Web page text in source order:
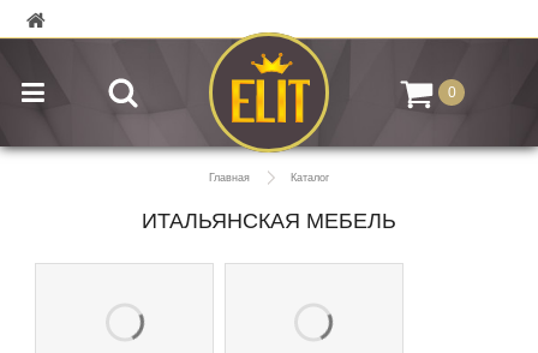
0
Главная Каталог
ИТАЛЬЯНСКАЯ МЕБЕЛЬ